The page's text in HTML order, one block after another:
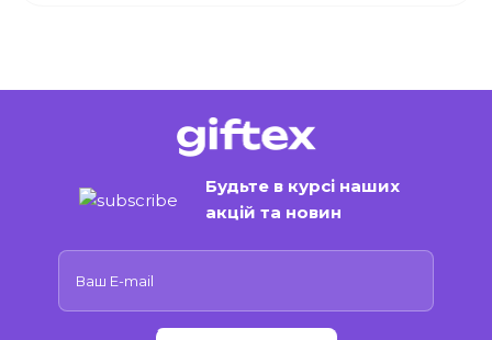
Будьте в курсі наших
акцій та новин